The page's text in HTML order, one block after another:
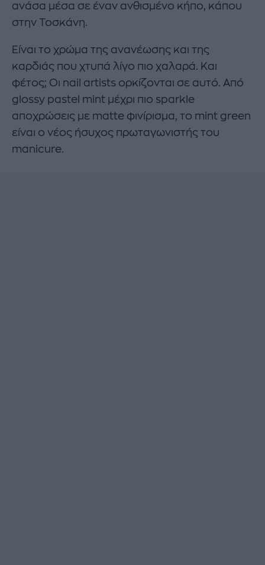
ανάσα μέσα σε έναν ανθισμένο κήπο, κάπου
στην Τοσκάνη.
Είναι το χρώμα της ανανέωσης και της
καρδιάς που χτυπά λίγο πιο χαλαρά. Και
φέτος; Οι nail artists ορκίζονται σε αυτό. Από
glossy pastel mint μέχρι πιο sparkle
αποχρώσεις με matte φινίρισμα, το mint green
είναι ο νέος ήσυχος πρωταγωνιστής του
manicure.